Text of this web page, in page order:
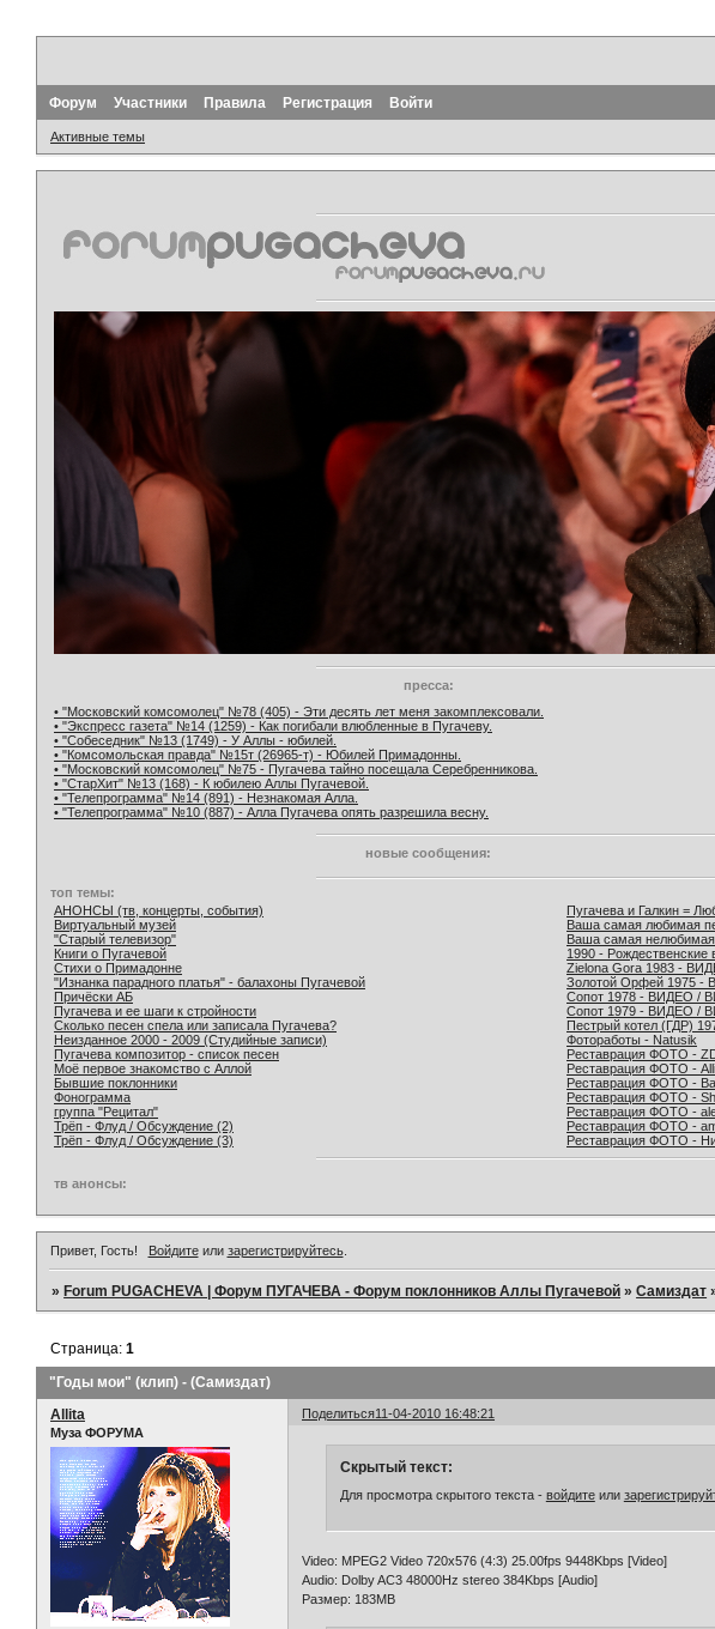
Форум Участники Правила Регистрация Войти
Активные темы
пресса:
• "Московский комсомолец" №78 (405) - Эти десять лет меня закомплексовали.
• "Экспресс газета" №14 (1259) - Как погибали влюбленные в Пугачеву.
• "Собеседник" №13 (1749) - У Аллы - юбилей.
• "Комсомольская правда" №15т (26965-т) - Юбилей Примадонны.
• "Московский комсомолец" №75 - Пугачева тайно посещала Серебренникова.
• "СтарХит" №13 (168) - К юбилею Аллы Пугачевой.
• "Телепрограмма" №14 (891) - Незнакомая Алла.
• "Телепрограмма" №10 (887) - Алла Пугачева опять разрешила весну.
новые сообщения:
топ темы:
АНОНСЫ (тв, концерты, события)
Виртуальный музей
"Старый телевизор"
Книги о Пугачевой
Стихи о Примадонне
"Изнанка парадного платья" - балахоны Пугачевой
Причёски АБ
Пугачева и ее шаги к стройности
Сколько песен спела или записала Пугачева?
Неизданное 2000 - 2009 (Студийные записи)
Пугачева композитор - список песен
Моё первое знакомство с Аллой
Бывшие поклонники
Фонограмма
группа "Рецитал"
Трёп - Флуд / Обсуждение (2)
Трёп - Флуд / Обсуждение (3)
Пугачева и Галкин =
Ваша самая любимая
Ваша самая
1990 - Рождественские
Zielona Gora 1983 -
Золотой Орфей 1975 -
Сопот 1978 - ВИДЕО /
Сопот 1979 - ВИДЕО /
Пестрый котел (ГДР)
Фотоработы - Natusik
Реставрация ФОТО -
Реставрация ФОТО -
Реставрация ФОТО -
Реставрация ФОТО -
Реставрация ФОТО -
Реставрация ФОТО -
Реставрация ФОТО -
тв анонсы:
Привет, Гость! Войдитеили зарегистрируйтесь.
»Forum PUGACHEVA | Форум ПУГАЧЕВА - Форум поклонников Аллы Пугачевой »Самиздат
"Годы мои" (клип) - (Самиздат)
Страница:1
Поделиться11-04-2010 16:48:21
Allita
Муза ФОРУМА
Скрытый текст:
Для просмотра скрытого текста - войдитеили
Video: MPEG2 Video 720x576 (4:3) 25.00fps 9448Kbps [Video]
Audio: Dolby AC3 48000Hz stereo 384Kbps [Audio]
Размер: 183MB